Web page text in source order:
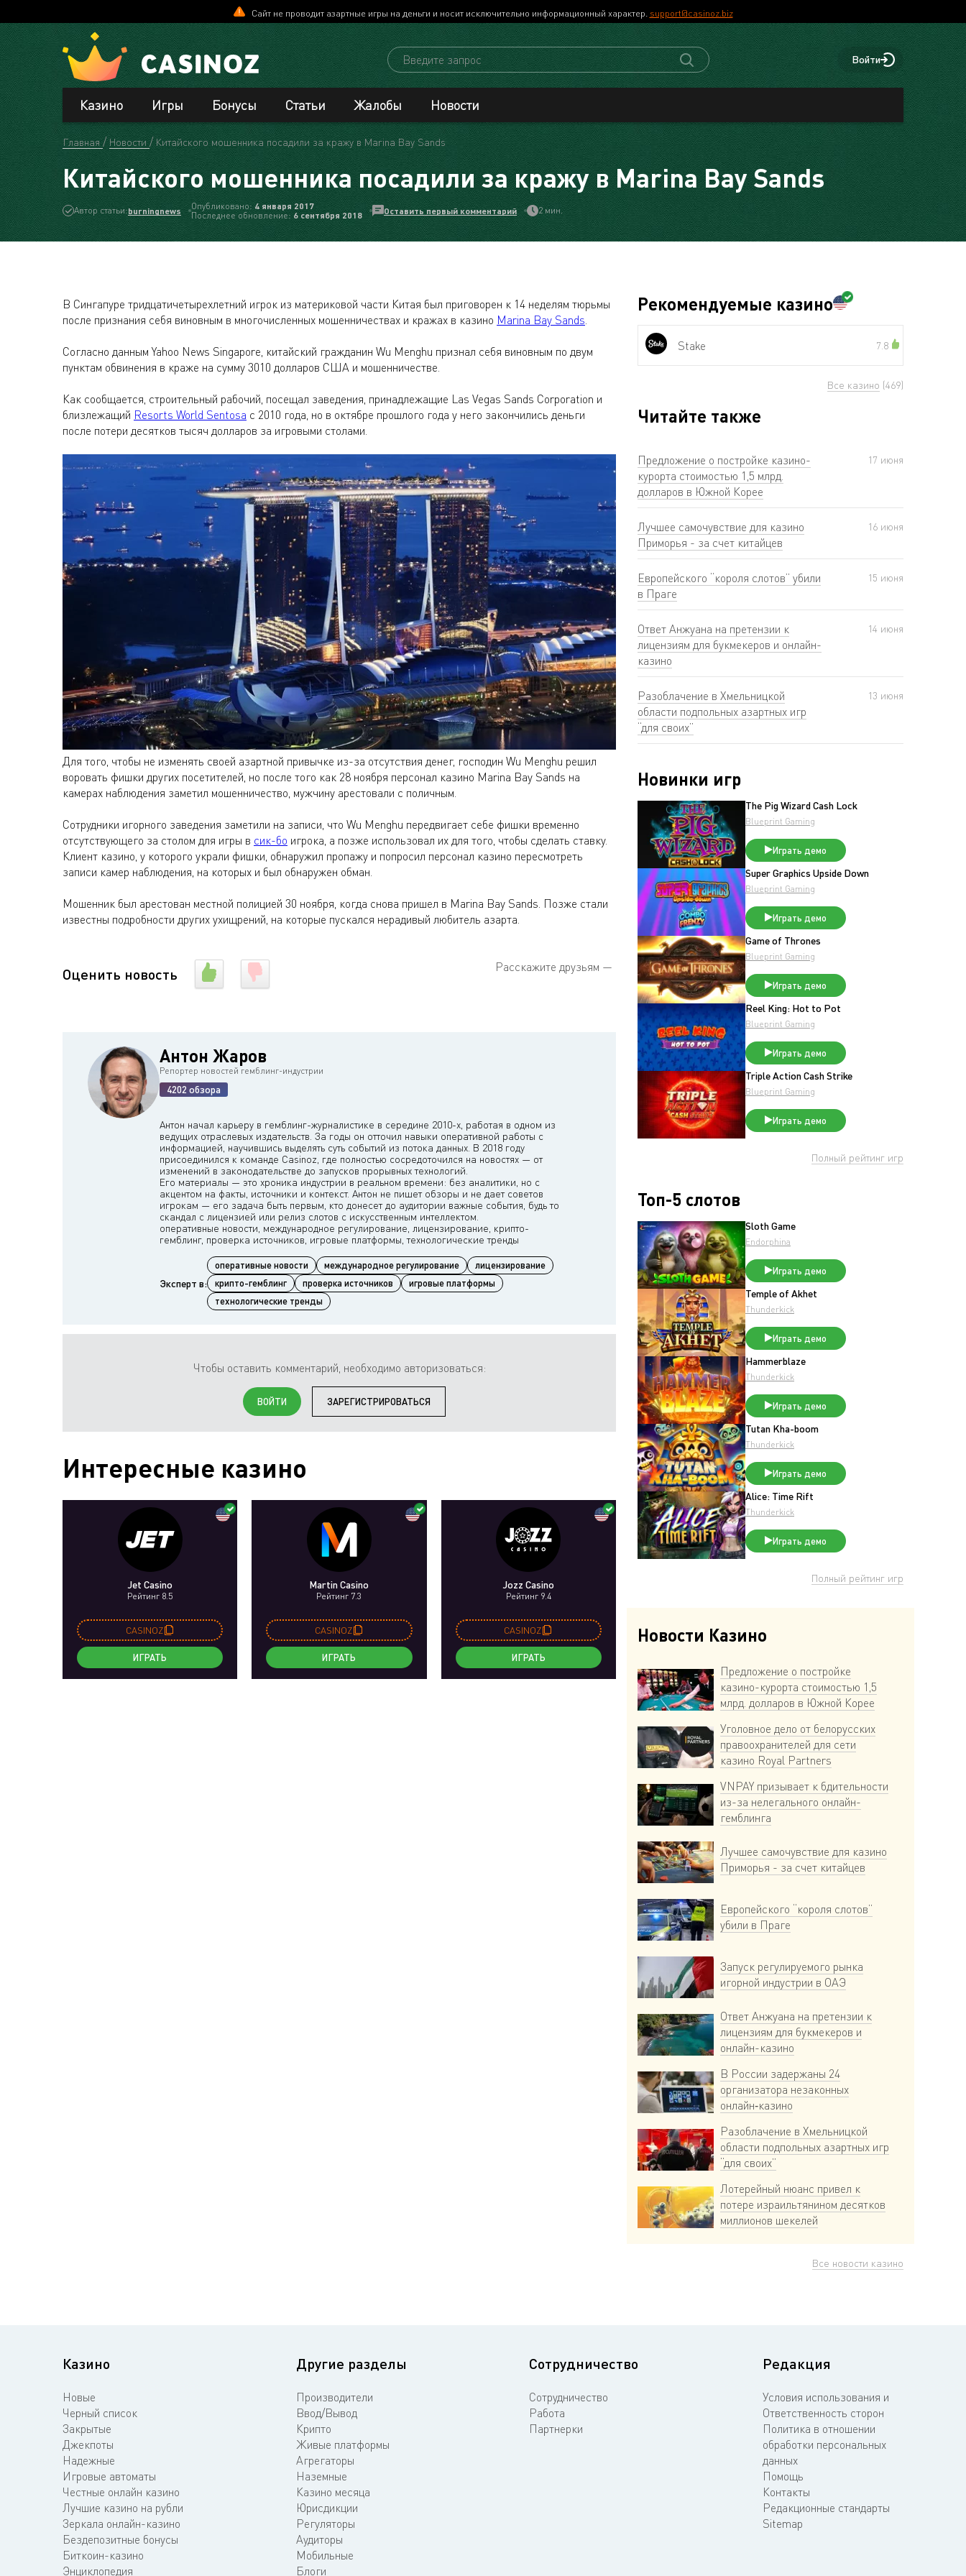
Сайт не проводит азартные игры на деньги и носит исключительно информационный характер. support@casinoz.biz
Войти
Казино Игры Бонусы Статьи Жалобы Новости
Главная Новости Китайского мошенника посадили за кражу в Marina Bay Sands
Китайского мошенника посадили за кражу в Marina Bay Sands
Автор статьи:burningnews Опубликовано: 4 января 2017
Последнее обновление:6 сентября 2018 Оставить первый комментарий 2 мин.
В Сингапуре тридцатичетырехлетний игрок из материковой части Китая был приговорен к 14 неделям тюрьмы
после признания себя виновным в многочисленных мошенничествах и кражах в казино Marina Bay Sands.
Согласно данным Yahoo News Singapore, китайский гражданин Wu Menghu признал себя виновным по двум
пунктам обвинения в краже на сумму 3010 долларов США и мошенничестве.
Как сообщается, строительный рабочий, посещал заведения, принадлежащие Las Vegas Sands Corporation и
близлежащий Resorts World Sentosa с 2010 года, но в октябре прошлого года у него закончились деньги
после потери десятков тысяч долларов за игровыми столами.
Для того, чтобы не изменять своей азартной привычке из-за отсутствия денег, господин Wu Menghu решил
воровать фишки других посетителей, но после того как 28 ноября персонал казино Marina Bay Sands на
камерах наблюдения заметил мошенничество, мужчину арестовали с поличным.
Сотрудники игорного заведения заметили на записи, что Wu Menghu передвигает себе фишки временно
отсутствующего за столом для игры в сик-бо игрока, а позже использовал их для того, чтобы сделать ставку.
Клиент казино, у которого украли фишки, обнаружил пропажу и попросил персонал казино пересмотреть
записи камер наблюдения, на которых и был обнаружен обман.
Мошенник был арестован местной полицией 30 ноября, когда снова пришел в Marina Bay Sands. Позже стали
известны подробности других ухищрений, на которые пускался нерадивый любитель азарта.
Оценить новость Расскажите друзьям —
Антон Жаров
Репортер новостей гемблинг-индустрии
4202 обзора
Антон начал карьеру в гемблинг-журналистике в середине 2010-х, работая в одном из
ведущих отраслевых издательств. За годы он отточил навыки оперативной работы с
информацией, научившись выделять суть событий из потока данных. В 2018 году
присоединился к команде Casinoz, где полностью сосредоточился на новостях — от
изменений в законодательстве до запусков прорывных технологий.
Его материалы — это хроника индустрии в реальном времени: без аналитики, но с
акцентом на факты, источники и контекст. Антон не пишет обзоры и не дает советов
игрокам — его задача быть первым, кто донесет до аудитории важные события, будь то
скандал с лицензией или релиз слотов с искусственным интеллектом.
оперативные новости, международное регулирование, лицензирование, крипто-
Эксперт в:
оперативные новости международное регулирование
лицензирование
крипто-гемблинг
проверка источников
игровые платформы
технологические тренды
Чтобы оставить комментарий, необходимо авторизоваться:
ВОЙТИ ЗАРЕГИСТРИРОВАТЬСЯ
Интересные казино
Jet Casino
Рейтинг 8.5
CASINOZ
ИГРАТЬ
Martin Casino
Рейтинг 7.3
CASINOZ
ИГРАТЬ
Jozz Casino
Рейтинг 9.4
CASINOZ
ИГРАТЬ
Рекомендуемые казино
Stake 7.8
Все казино (469)
Читайте также
Предложение о постройке казино-
курорта стоимостью 1,5 млрд.
долларов в Южной Корее
17 июня
Лучшее самочувствие для казино
Приморья - за счет китайцев
16 июня
Европейского “короля слотов” убили
в Праге
15 июня
Ответ Анжуана на претензии к
лицензиям для букмекеров и онлайн-
казино
14 июня
Разоблачение в Хмельницкой
области подпольных азартных игр
“для своих”
13 июня
Новинки игр
The Pig Wizard Cash Lock
Blueprint Gaming
Играть демо
Super Graphics Upside Down
Blueprint Gaming
Играть демо
Game of Thrones
Blueprint Gaming
Играть демо
Reel King: Hot to Pot
Blueprint Gaming
Играть демо
Triple Action Cash Strike
Blueprint Gaming
Играть демо
Полный рейтинг игр
Топ-5 слотов
Sloth Game
Endorphina
Играть демо
Temple of Akhet
Thunderkick
Играть демо
Hammerblaze
Thunderkick
Играть демо
Tutan Kha-boom
Thunderkick
Играть демо
Alice: Time Rift
Thunderkick
Играть демо
Полный рейтинг игр
Новости Казино
Предложение о постройке
казино-курорта стоимостью 1,5
млрд. долларов в Южной Корее
Уголовное дело от белорусских
правоохранителей для сети
казино Royal Partners
VNPAY призывает к бдительности
из-за нелегального онлайн-
гемблинга
Лучшее самочувствие для казино
Приморья - за счет китайцев
Европейского “короля слотов”
убили в Праге
Запуск регулируемого рынка
игорной индустрии в ОАЭ
Ответ Анжуана на претензии к
лицензиям для букмекеров и
онлайн-казино
В России задержаны 24
организатора незаконных
онлайн‑казино
Разоблачение в Хмельницкой
области подпольных азартных игр
“для своих”
Лотерейный нюанс привел к
потере израильтянином десятков
миллионов шекелей
Все новости казино
Казино
Новые
Черный список
Закрытые
Джекпоты
Надежные
Игровые автоматы
Честные онлайн казино
Лучшие казино на рубли
Зеркала онлайн-казино
Бездепозитные бонусы
Биткоин-казино
Энциклопедия
Другие разделы
Производители
Ввод/Вывод
Крипто
Живые платформы
Агрегаторы
Наземные
Казино месяца
Юрисдикции
Регуляторы
Аудиторы
Мобильные
Блоги
Сотрудничество
Сотрудничество
Работа
Партнерки
Редакция
Условия использования и
Ответственность сторон
Политика в отношении
обработки персональных
данных
Помощь
Контакты
Редакционные стандарты
Sitemap